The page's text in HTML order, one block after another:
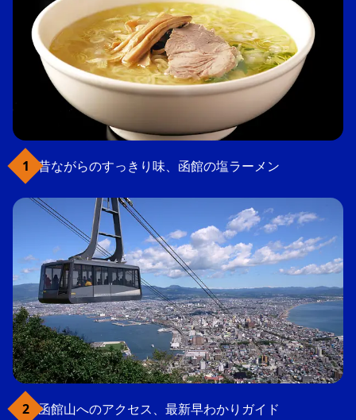
昔ながらのすっきり味、函館の塩ラーメン
函館山へのアクセス、最新早わかりガイド